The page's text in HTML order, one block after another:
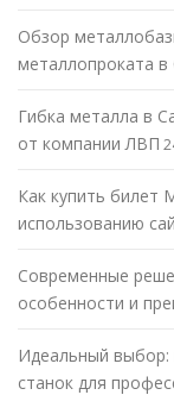
Обзор
металлопроката в
Гибка металла в
от компании ЛВП
Как купить билет
использованию
Современные
особенности и
Идеальный выбор:
станок для